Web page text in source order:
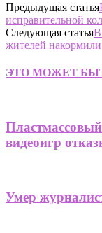
Предыдущая статья
исправительной
Следующая статьяВ
жителей
ЭТО МОЖЕТ
видеоигр
Умер